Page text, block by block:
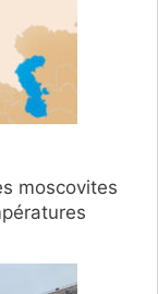
moscovites